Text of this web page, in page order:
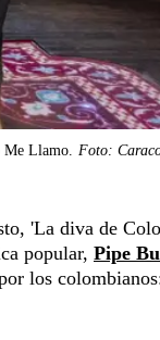
Me Llamo. Foto:
'La diva de
popular, Pipe
los